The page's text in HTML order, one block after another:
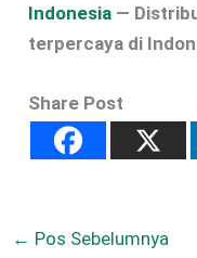
Indonesia —
terpercaya di
Share Post
← Pos Sebelumnya